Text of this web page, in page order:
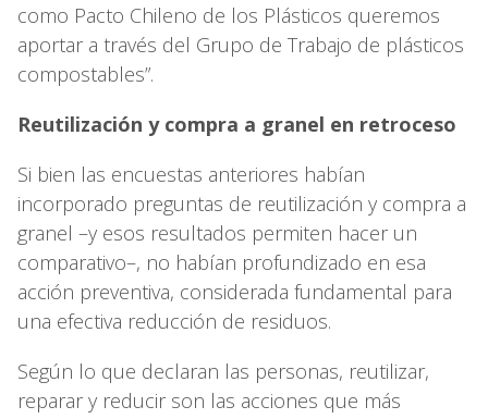
como Pacto Chileno de los Plásticos queremos
aportar a través del Grupo de Trabajo de plásticos
compostables”.
Reutilización y compra a granel en retroceso
Si bien las encuestas anteriores habían
incorporado preguntas de reutilización y compra a
granel –y esos resultados permiten hacer un
comparativo–, no habían profundizado en esa
acción preventiva, considerada fundamental para
una efectiva reducción de residuos.
Según lo que declaran las personas, reutilizar,
reparar y reducir son las acciones que más